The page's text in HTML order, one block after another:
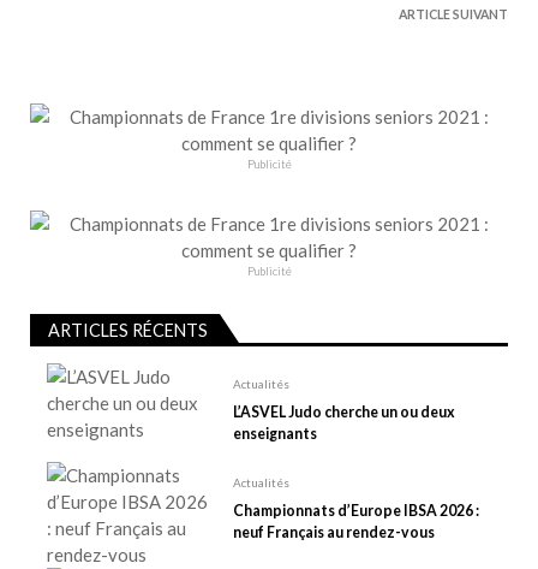
t
i
d
’
a
ARTICLE SUIVANT
Publicité
Publicité
ARTICLES RÉCENTS
Actualités
L’ASVEL Judo cherche un ou deux
enseignants
Actualités
Championnats d’Europe IBSA 2026 :
neuf Français au rendez-vous